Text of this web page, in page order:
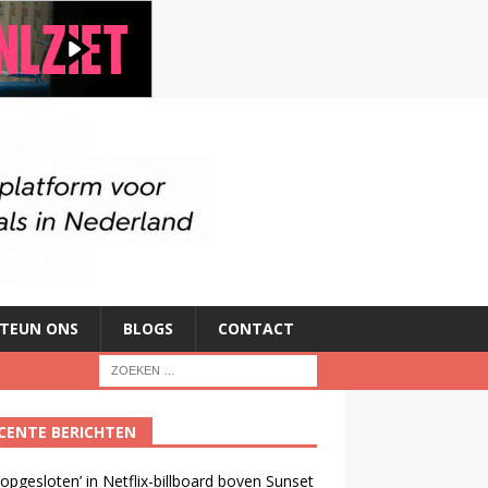
ONS BLOGS CONTACT
BERICHTEN
in Netflix-billboard boven Sunset